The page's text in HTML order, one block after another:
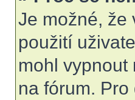
Je možné, že
použití
mohl vypnout
na fórum.